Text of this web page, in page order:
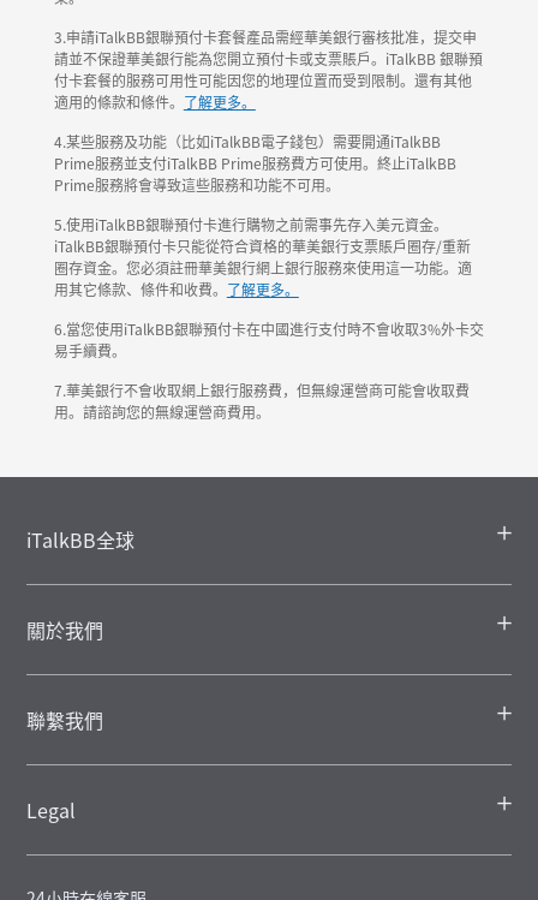
3.申請iTalkBB銀聯預付卡套餐產品需經華美銀行審核批准，提交申
請並不保證華美銀行能為您開立預付卡或支票賬戶。iTalkBB 銀聯預
付卡套餐的服務可用性可能因您的地理位置而受到限制。還有其他
適用的條款和條件。 了解更多。
4.某些服務及功能（比如iTalkBB電子錢包）需要開通iTalkBB
Prime服務並支付iTalkBB Prime服務費方可使用。終止iTalkBB
Prime服務將會導致這些服務和功能不可用。
5.使用iTalkBB銀聯預付卡進行購物之前需事先存入美元資金。
iTalkBB銀聯預付卡只能從符合資格的華美銀行支票賬戶圈存/重新
圈存資金。您必須註冊華美銀行網上銀行服務來使用這一功能。適
用其它條款、條件和收費。 了解更多。
6.當您使用iTalkBB銀聯預付卡在中國進行支付時不會收取3%外卡交
易手續費。
7.華美銀行不會收取網上銀行服務費，但無線運營商可能會收取費
用。請諮詢您的無線運營商費用。
iTalkBB全球
關於我們
聯繫我們
Legal